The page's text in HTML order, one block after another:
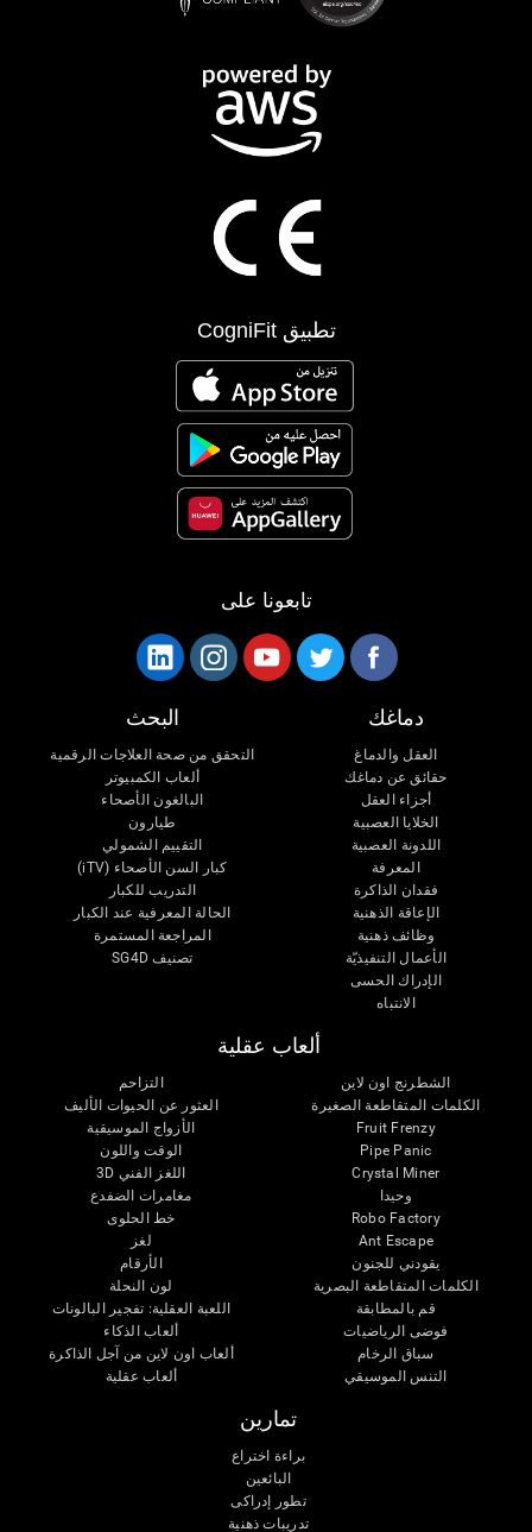
تطبيق CogniFit
تابعونا على
دماغك
العقل والدماغ
حقائق عن دماغك
أجزاء العقل
الخلايا العصبية
اللدونة العصبية
المعرفة
فقدان الذاكرة
الإعاقة الذهنية
وظائف ذهنية
الأعمال التنفيذيّة
الإدراك الحسى
الانتباه
البحث
التحقق من صحة العلاجات الرقمية
ألعاب الكمبيوتر
البالغون الأصحاء
طيارون
التقييم الشمولي
كبار السن الأصحاء (iTV)
التدريب للكبار
الحالة المعرفية عند الكبار
المراجعة المستمرة
تصنيف SG4D
ألعاب عقلية
الشطرنج اون لاين
الكلمات المتقاطعة الصغيرة
Fruit Frenzy
Pipe Panic
Crystal Miner
وحيدا
Robo Factory
Ant Escape
يقودني للجنون
الكلمات المتقاطعة البصرية
قم بالمطابقة
فوضى الرياضيات
سباق الرخام
التنس الموسيقي
التزاحم
العثور عن الحيوات الأليف
الأزواج الموسيقية
الوقت واللون
اللغز الفني 3D
مغامرات الضفدع
خط الحلوى
لغز
الأرقام
لون النحلة
اللعبة العقلية: تفجير البالونات
ألعاب الذكاء
ألعاب اون لاين من آجل الذاكرة
ألعاب عقلية
تمارين
براءة اختراع
البائعين
تطور إدراكى
تدريبات ذهنية